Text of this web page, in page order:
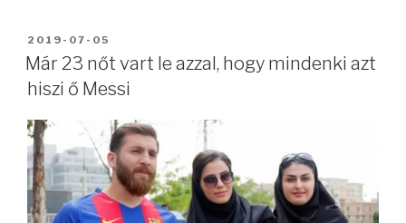
BEKÜLDVE:
2019-07-05
Már 23 nőt vart le azzal, hogy mindenki azt
hiszi ő Messi